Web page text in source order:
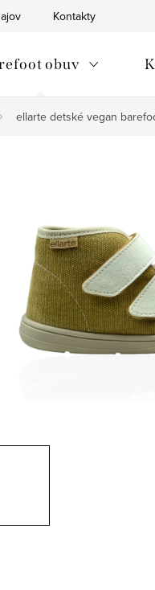
Kontakty
obuv
ellarte detské vegan